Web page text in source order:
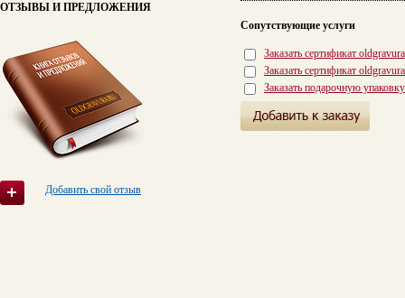
ОТЗЫВЫ И ПРЕДЛОЖЕНИЯ
Добавить свой отзыв
Сопутствующие услуги
Заказать сертификат
Заказать сертификат
Заказать подарочную